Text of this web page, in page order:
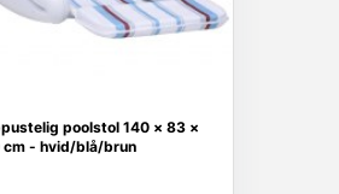
poolstol 140 × 83 ×
cm - hvid/blå/brun